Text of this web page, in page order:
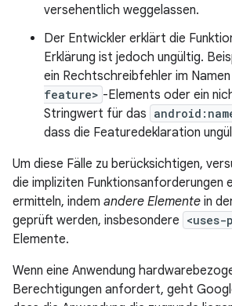
versehentlich weggelassen.
Der Entwickler erklärt die
Erklärung ist jedoch ungültig.
ein Rechtschreibfehler im
feature> -Elements oder ein
Stringwert für das
dass die Featuredeklaration
Um diese Fälle zu berücksichtigen,
die impliziten Funktionsanforderungen
ermitteln, indem andere Elemente in
geprüft werden, insbesondere <uses-
Elemente.
Wenn eine Anwendung
Berechtigungen anfordert, geht